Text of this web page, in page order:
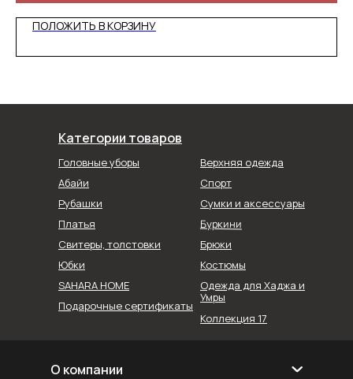
ПОЛОЖИТЬ В КОРЗИНУ
Категории товаров
Головные уборы
Абайи
Рубашки
Коллекция 17
Спорт
Верхняя одежда
Сумки и аксессуары
Юбки
Брюки
SAHARA HOME
Платья
Свитеры, толстовки
Буркини
Костюмы
Подарочные сертификаты
Одежда для Хаджа и
Умры
О компании